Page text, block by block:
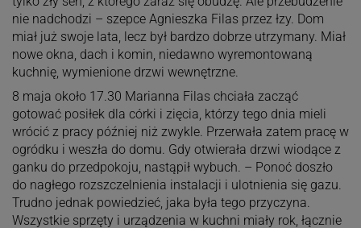
nie nadchodzi – szepce Agnieszka Filas przez łzy. Dom
miał już swoje lata, lecz był bardzo dobrze utrzymany. Miał
nowe okna, dach i komin, niedawno wyremontowaną
kuchnię, wymienione drzwi wewnętrzne.
8 maja około 17.30 Marianna Filas chciała zacząć
gotować posiłek dla córki i zięcia, którzy tego dnia mieli
wrócić z pracy później niż zwykle. Przerwała zatem pracę w
ogródku i weszła do domu. Gdy otwierała drzwi wiodące z
ganku do przedpokoju, nastąpił wybuch. – Ponoć doszło
do nagłego rozszczelnienia instalacji i ulotnienia się gazu.
Trudno jednak powiedzieć, jaka była tego przyczyna.
Wszystkie sprzęty i urządzenia w kuchni miały rok, łącznie